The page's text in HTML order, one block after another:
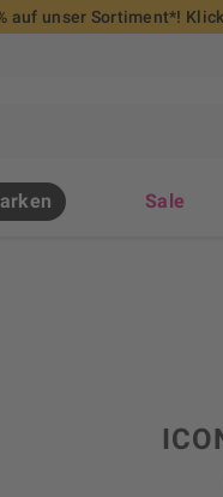
auf unser Sortiment*!
Sale